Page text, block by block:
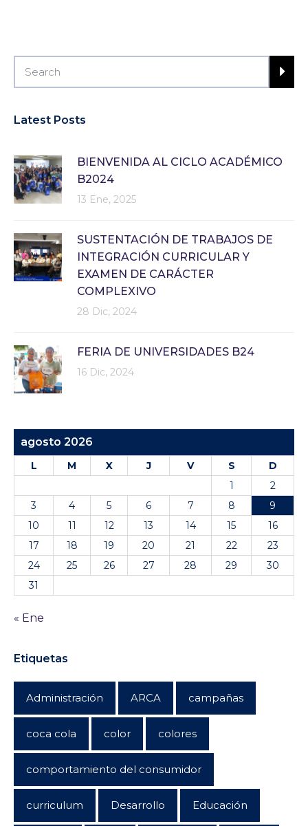
Latest Posts
BIENVENIDA AL CICLO ACADÉMICO
B2024
13 Ene, 2025
SUSTENTACIÓN DE TRABAJOS DE
INTEGRACIÓN CURRICULAR Y
EXAMEN DE CARÁCTER
COMPLEXIVO
28 Dic, 2024
FERIA DE UNIVERSIDADES B24
16 Dic, 2024
agosto 2026
L M X J V S
D
1
2
3
4 5 6 7 8
9
10
11 12 13 14 15
16
17
18 19 20 21 22
23
24
25 26 27 28 29
30
31
« Ene
Etiquetas
Administración ARCA campañas
coca cola color colores
comportamiento del consumidor
curriculum Desarrollo Educación